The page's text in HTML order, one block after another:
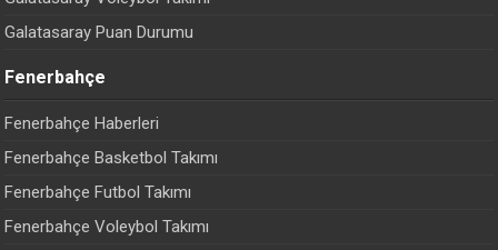
Galatasaray Puan Durumu
Fenerbahçe
Fenerbahçe Haberleri
Fenerbahçe Basketbol Takımı
Fenerbahçe Futbol Takımı
Fenerbahçe Voleybol Takımı